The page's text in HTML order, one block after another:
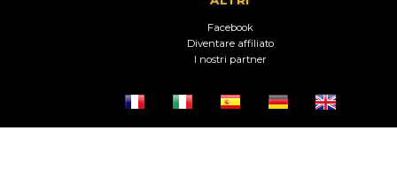
Facebook
Diventare affiliato
I nostri partner